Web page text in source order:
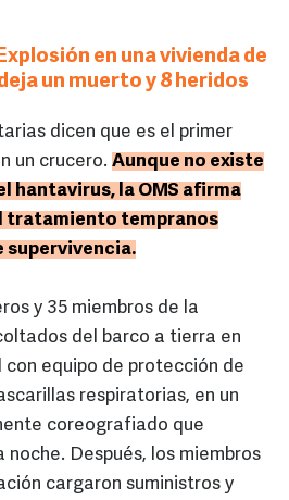
en una vivienda de
un muerto y 8 heridos
dicen que es el primer
un crucero. Aunque no existe
hantavirus, la OMS afirma
tratamiento tempranos
supervivencia.
y 35 miembros de la
del barco a tierra en
equipo de protección de
respiratorias, en un
coreografiado que
noche. Después, los miembros
cargaron suministros y